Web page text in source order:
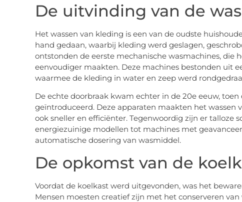
De uitvinding van de
Het wassen van kleding is een van de oudste
hand gedaan, waarbij kleding werd geslagen,
ontstonden de eerste mechanische wasmachines, die
eenvoudiger maakten. Deze machines bestonden uit
waarmee de kleding in water en zeep werd
De echte doorbraak kwam echter in de 20e eeuw,
geïntroduceerd. Deze apparaten maakten het wassen
ook sneller en efficiënter. Tegenwoordig zijn er talloze
energiezuinige modellen tot machines met
automatische dosering van wasmiddel.
De opkomst van de
Voordat de koelkast werd uitgevonden, was het
Mensen moesten creatief zijn met het conserveren